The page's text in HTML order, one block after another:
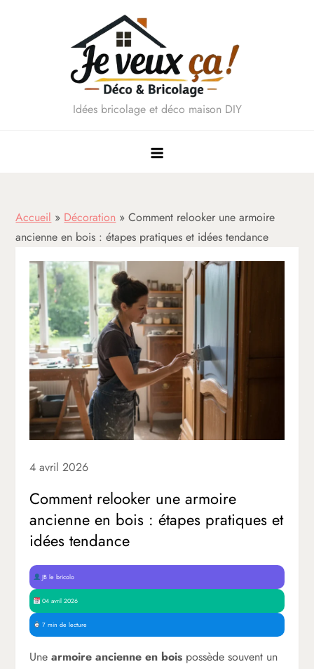
Idées bricolage et déco maison DIY
Accueil » Décoration » Comment relooker une armoire
ancienne en bois : étapes pratiques et idées tendance
4 avril 2026
Comment relooker une armoire
ancienne en bois : étapes pratiques et
idées tendance
JB le bricolo
04 avril 2026
7 min de lecture
Unearmoire ancienne en bois possède souvent un